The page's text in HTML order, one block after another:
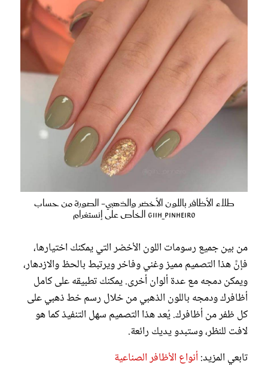
طلاء الأظافر باللون الأخضر والذهبي- الصورة من حساب
giih_pinheiro الخاص على إنستغرام
من بين جميع رسومات اللون الأخضر التي يمكنك اختيارها،
فإنَّ هذا التصميم مميز وغني وفاخر ويرتبط بالحظ والازدهار،
ويمكن دمجه مع عدة ألوان أخرى. يمكنك تطبيقه على كامل
أظافرك ودمجه باللون الذهبي من خلال رسم خط ذهبي على
كل ظفر من أظافرك. يُعد هذا التصميم سهل التنفيذ كما هو
لافت للنظر، وستبدو يديك رائعة.
تابعي المزيد:أنواع الأظافر الصناعية